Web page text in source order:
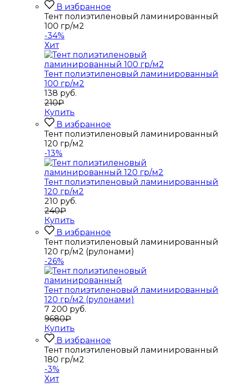
В избранное
Тент полиэтиленовый ламинированный
100 гр/м2
-34%
Хит
Тент полиэтиленовый ламинированный
100 гр/м2
138 руб.
210₽
Купить
В избранное
Тент полиэтиленовый ламинированный
120 гр/м2
-13%
Тент полиэтиленовый ламинированный
120 гр/м2
210 руб.
240₽
Купить
В избранное
Тент полиэтиленовый ламинированный
120 гр/м2 (рулонами)
-26%
Тент полиэтиленовый ламинированный
120 гр/м2 (рулонами)
7 200 руб.
9680₽
Купить
В избранное
Тент полиэтиленовый ламинированный
180 гр/м2
-3%
Хит